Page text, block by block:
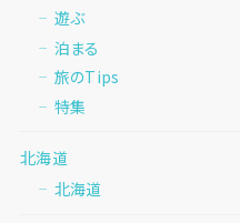
遊ぶ
泊まる
旅のTips
特集
北海道
北海道